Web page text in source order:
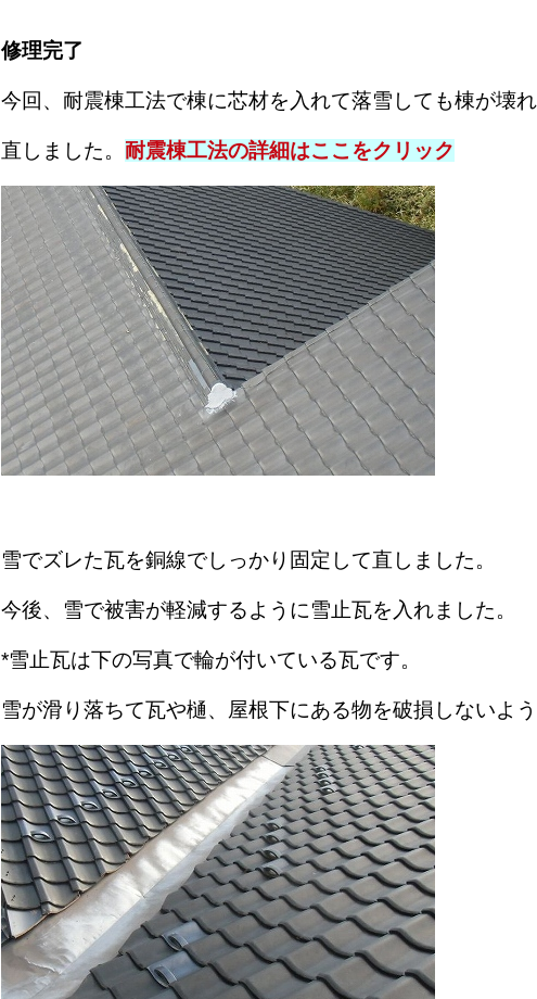
修理完了
今回、耐震棟工法で棟に芯材を入れて落雪しても棟が壊
直しました。 耐震棟工法の詳細はここをクリック
雪でズレた瓦を銅線でしっかり固定して直しました。
今後、雪で被害が軽減するように雪止瓦を入れました。
*雪止瓦は下の写真で輪が付いている瓦です。
雪が滑り落ちて瓦や樋、屋根下にある物を破損しないよう